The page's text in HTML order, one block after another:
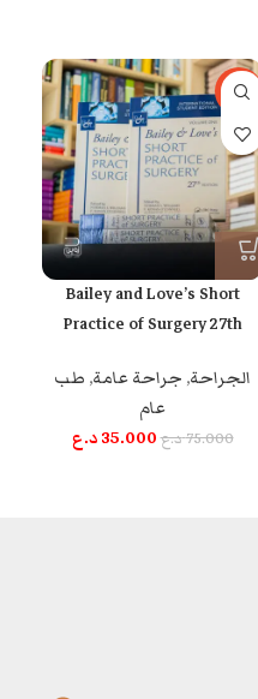
-53%
Bailey and Love’s Short
Practice of Surgery 27th
الجراحة, جراحة عامة, طب
عام
75.000د.ع35.000د.ع